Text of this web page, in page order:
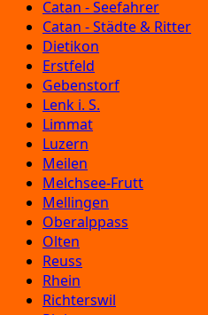
Catan - Seefahrer
Catan - Städte & Ritter
Dietikon
Erstfeld
Gebenstorf
Lenk i. S.
Limmat
Luzern
Meilen
Melchsee-Frutt
Mellingen
Oberalppass
Olten
Reuss
Rhein
Richterswil